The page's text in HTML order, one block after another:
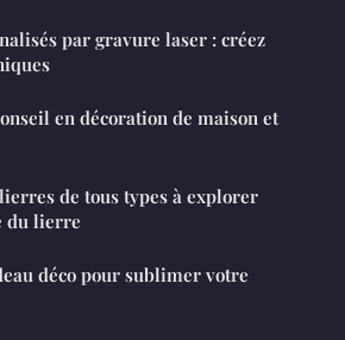
par gravure laser : créez
en décoration de maison et
de tous types à explorer
du lierre
déco pour sublimer votre